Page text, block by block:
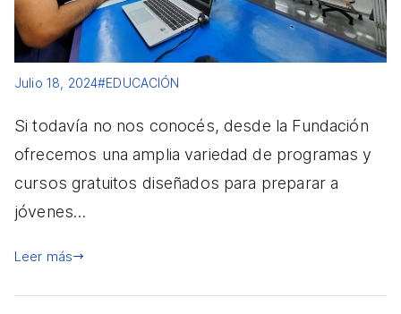
Julio 18, 2024#EDUCACIÓN
Si todavía no nos conocés, desde la Fundación
ofrecemos una amplia variedad de programas y
cursos gratuitos diseñados para preparar a
jóvenes…
Leer más